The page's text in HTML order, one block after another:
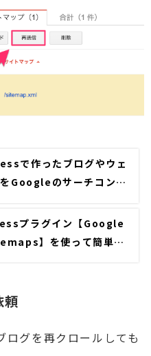
で作ったブログやウェ
Googleのサーチコンソ
プラグイン【Google
】を使って簡単に
頼
グを再クロールしても